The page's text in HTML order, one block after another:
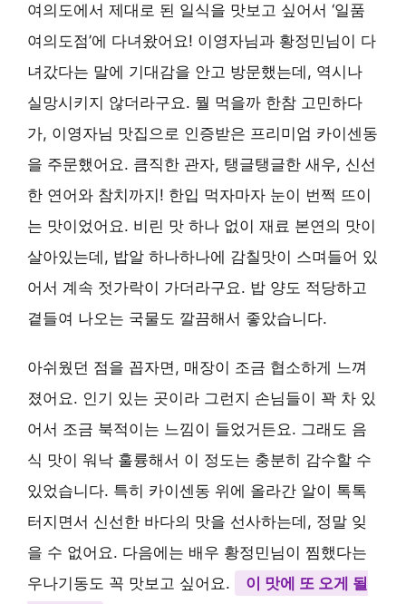
여의도에서 제대로 된 일식을 맛보고 싶어서 ‘일품
여의도점’에 다녀왔어요! 이영자님과 황정민님이 다
녀갔다는 말에 기대감을 안고 방문했는데, 역시나
실망시키지 않더라구요. 뭘 먹을까 한참 고민하다
가, 이영자님 맛집으로 인증받은 프리미엄 카이센동
을 주문했어요. 큼직한 관자, 탱글탱글한 새우, 신선
한 연어와 참치까지! 한입 먹자마자 눈이 번쩍 뜨이
는 맛이었어요. 비린 맛 하나 없이 재료 본연의 맛이
살아있는데, 밥알 하나하나에 감칠맛이 스며들어 있
어서 계속 젓가락이 가더라구요. 밥 양도 적당하고
곁들여 나오는 국물도 깔끔해서 좋았습니다.
아쉬웠던 점을 꼽자면, 매장이 조금 협소하게 느껴
졌어요. 인기 있는 곳이라 그런지 손님들이 꽉 차 있
어서 조금 북적이는 느낌이 들었거든요. 그래도 음
식 맛이 워낙 훌륭해서 이 정도는 충분히 감수할 수
있었습니다. 특히 카이센동 위에 올라간 알이 톡톡
터지면서 신선한 바다의 맛을 선사하는데, 정말 잊
을 수 없어요. 다음에는 배우 황정민님이 찜했다는
우나기동도 꼭 맛보고 싶어요.
이 맛에 또 오게 될